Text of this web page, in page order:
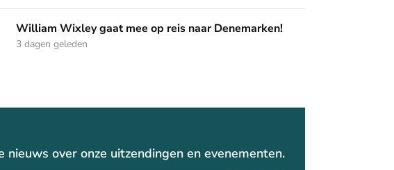
gaat mee op reis naar Denemarken!
William Wixley gaat mee op reis naar Denemarken!
3 dagen geleden
over onze uitzendingen en evenementen.